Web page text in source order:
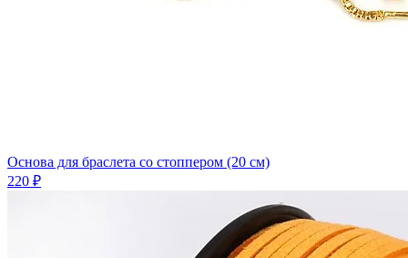
Основа для браслета со стоппером (20 см)
220 ₽